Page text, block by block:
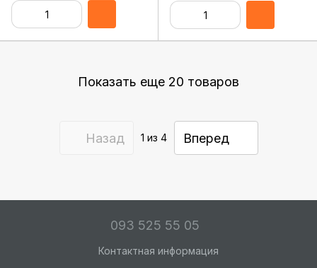
Показать еще 20 товаров
Назад 1 из 4 Вперед
093 525 55 05
Контактная информация